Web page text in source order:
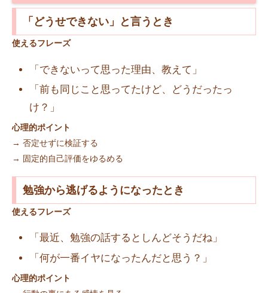
「どうせできない」と言うとき
使えるフレーズ
「できないって思った理由、教えて」
「前も同じこと思ってたけど、どうだったっ
け？」
心理的ポイント
→ 否定せずに検証する
→ 固定的自己評価をゆるめる
勉強から逃げるようになったとき
使えるフレーズ
「最近、勉強の話するとしんどそうだね」
「何が一番イヤになったんだと思う？」
心理的ポイント